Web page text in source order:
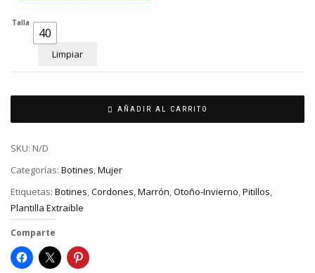
Talla
40
Limpiar
AÑADIR AL CARRITO
SKU: N/D
Categorías: Botines,Mujer
Etiquetas: Botines,Cordones,Marrón,Otoño-Invierno,Pitillos,
Plantilla Extraible
Comparte